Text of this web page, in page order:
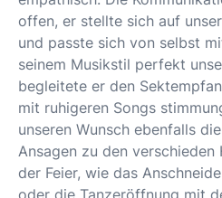
offen, er stellte sich auf
und passte sich von selbst
seinem Musikstil perfekt
begleitete er den
mit ruhigeren Songs
unseren Wunsch ebenfalls
Ansagen zu den
der Feier, wie das
oder die Tanzeröffnung mit